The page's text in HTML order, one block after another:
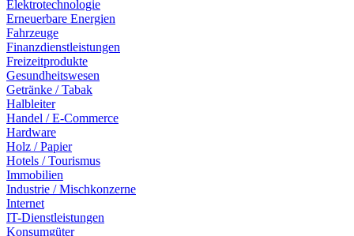
Elektrotechnologie
Erneuerbare Energien
Fahrzeuge
Finanzdienstleistungen
Freizeitprodukte
Gesundheitswesen
Getränke / Tabak
Halbleiter
Handel / E-Commerce
Hardware
Holz / Papier
Hotels / Tourismus
Immobilien
Industrie / Mischkonzerne
Internet
IT-Dienstleistungen
Konsumgüter